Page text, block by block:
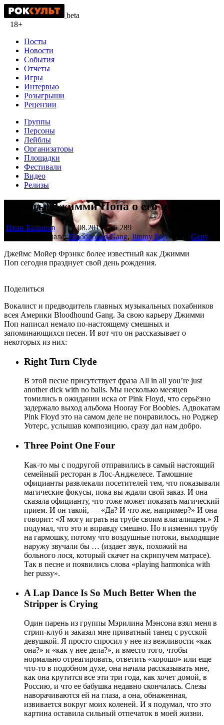
beta
18+
Посты
Новости
События
Отчеты
Игры
Интервью
Розыгрыши
Рецензии
Группы
Персоны
Лейблы
Организаторы
Площадки
Фестивали
Видео
Релизы
Цитаты Джимми Попа о его песнях
Иван Балашов 27.08.2013
5 289
В этом материале:Bloodhound Gang, Jimmy Pop Фото: Getty
Джеймс Мойер Фрэнкс более известный как Джимми
Поп сегодня празднует свой день рождения.
Поделиться
Вокалист и предводитель главных музыкальных похабников
всея Америки Bloodhound Gang. За свою карьеру Джимми
Поп написал немало по-настоящему смешных и
запоминающихся песен. И вот что он рассказывает о
некоторых из них:
Right Turn Clyde
В этой песне присутствует фраза All in all you’re just
another dick with no balls. Мы несколько месяцев
томились в ожидании иска от Pink Floyd, что серьёзно
задержало выход альбома Hooray For Boobies. Адвокатам
Pink Floyd это на самом деле не понравилось, но Роджер
Уотерс, услышав композицию, сразу дал нам добро.
Three Point One Four
Как-то мы с подругой отправились в самый настоящий
семейный ресторан в Лос-Анджелесе. Тамошние
официанты развлекали посетителей тем, что показывали
магические фокусы, пока вы ждали свой заказ. И она
сказала официанту, что тоже может показать магический
прием. И он такой, — «Да? И что же, например?» И она
говорит: «Я могу играть на трубе своим влагалищем.» Я
подумал, что это и вправду смешно. Но я изменил трубу
на гармошку, потому что воздушные потоки, выходящие
наружу звучали бы … (издает звук, похожий на
больного лося, который скачет на скрипучем матрасе).
Так в песне и появились слова «playing harmonica with
her pussy».
A Lap Dance Is So Much Better When the
Stripper is Crying
Один парень из группы Мэрилина Мэнсона взял меня в
стрип-клуб и заказал мне приватный танец с русской
девушкой. Я просто спросил у нее из вежливости «как
она?» и «как у нее дела?», и вместо того, чтобы
нормально отреагировать, ответить «хорошо» или еще
что-то в подобном духе, она начала рассказывать мне,
как она крутится все эти три года, как хочет домой, в
Россию, и что ее бабушка недавно скончалась. Слезы
наворачиваются ей на глаза, а она, обнаженная,
извивается вокруг моих коленей. И я подумал, что это
картина оставила сильный отпечаток в моей жизни.